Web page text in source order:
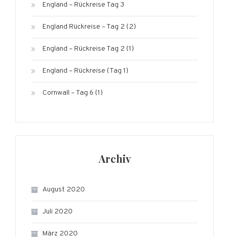
England – Rückreise Tag 3
England Rückreise – Tag 2 (2)
England – Rückreise Tag 2 (1)
England – Rückreise (Tag 1)
Cornwall – Tag 6 (1)
Archiv
August 2020
Juli 2020
März 2020